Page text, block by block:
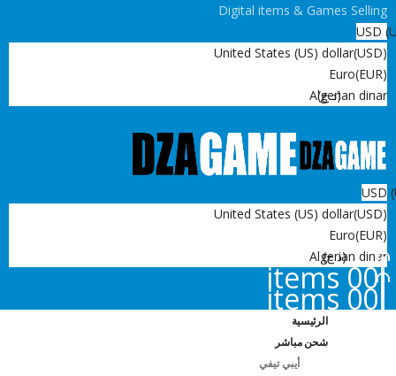
Digital items & Games Selling
USD
United States (US) dollar(USD)
Euro(EUR)
Algerian dinar
(د.ج)
USD
United States (US) dollar(USD)
Euro(EUR)
Algerian dinar
(د.ج)
00 items
00 items
الرئيسية
شحن مباشر
أيبي تيفي